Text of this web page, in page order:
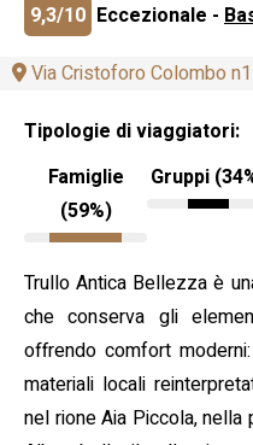
9,3/10 Eccezionale -
Via Cristoforo Colombo
Tipologie di viaggiatori:
Famiglie
(59%)
Gruppi
Trullo Antica Bellezza è
che conserva gli
offrendo comfort
materiali locali
nel rione Aia Piccola,